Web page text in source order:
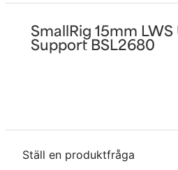
SmallRig 15mm
Support BSL2680
Ställ en produktfråga